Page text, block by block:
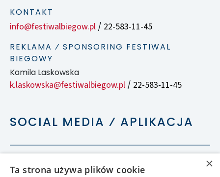
KONTAKT
info@festiwalbiegow.pl / 22-583-11-45
REKLAMA ⁄ SPONSORING FESTIWAL
BIEGOWY
Kamila Laskowska
k.laskowska@festiwalbiegow.pl / 22-583-11-45
SOCIAL MEDIA ⁄ APLIKACJA
×
Ta strona używa plików cookie